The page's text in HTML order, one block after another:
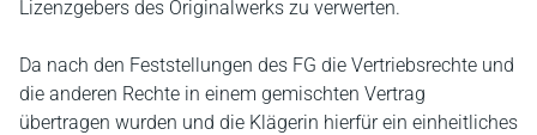
Lizenzgebers des Originalwerks zu verwerten.
Da nach den Feststellungen des FG die Vertriebsrechte und
die anderen Rechte in einem gemischten Vertrag
übertragen wurden und die Klägerin hierfür ein einheitliches